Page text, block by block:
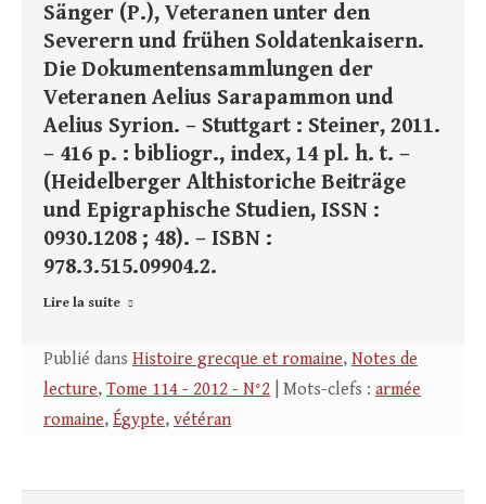
Sänger (P.), Veteranen unter den
Severern und frühen Soldatenkaisern.
Die Dokumentensammlungen der
Veteranen Aelius Sarapammon und
Aelius Syrion. – Stuttgart : Steiner, 2011.
– 416 p. : bibliogr., index, 14 pl. h. t. –
(Heidelberger Althistoriche Beiträge
und Epigraphische Studien, ISSN :
0930.1208 ; 48). – ISBN :
978.3.515.09904.2.
Lire la suite
Publié dans Histoire grecque et romaine, Notes de
lecture, Tome 114 - 2012 - N°2 | Mots-clefs : armée
romaine, Égypte, vétéran